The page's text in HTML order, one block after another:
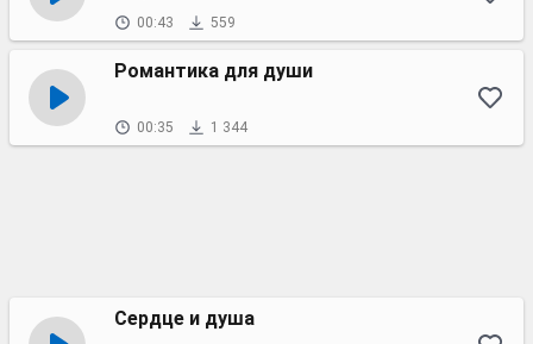
00:43 559
Романтика для души
00:35 1 344
Сердце и душа